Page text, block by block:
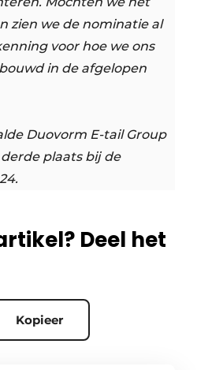
zien we de nominatie al
voor hoe we ons
in de afgelopen
Duovorm E-tail Group
plaats bij de
Deel het
Kopieer